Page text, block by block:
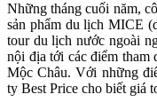
Những tháng cuối năm,
sản phẩm du lịch MICE
tour du lịch nước ngoài
nội địa tới các điểm tham
Mộc Châu. Với những
ty Best Price cho biết giá